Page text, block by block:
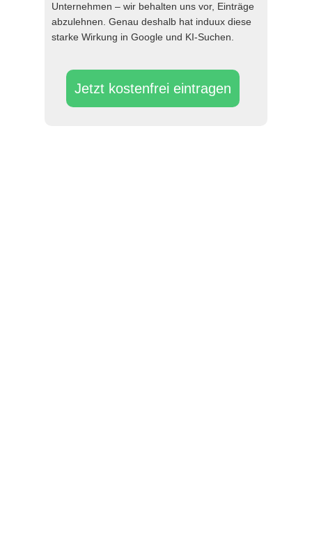
Jetzt kostenfrei eintragen
Unternehmen – wir behalten uns vor, Einträge
abzulehnen. Genau deshalb hat induux diese
starke Wirkung in Google und KI-Suchen.